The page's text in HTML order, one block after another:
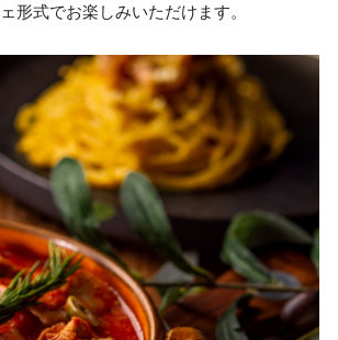
形式でお楽しみいただけます。